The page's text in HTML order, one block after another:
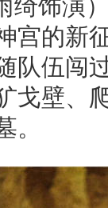
绮饰演
宫的新
队伍闯
戈壁、
。